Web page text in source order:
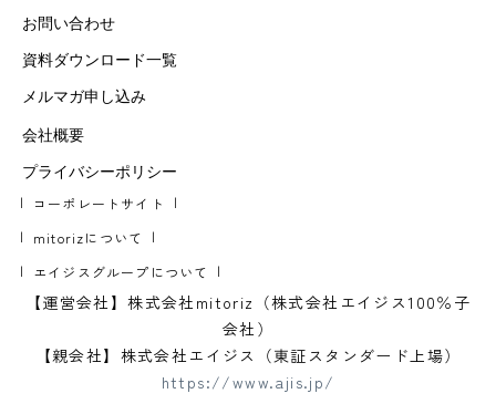
お問い合わせ
資料ダウンロード一覧
メルマガ申し込み
会社概要
プライバシーポリシー
コーポレートサイト
mitorizについて
エイジスグループについて
【運営会社】株式会社mitoriz（株式会社エイジス100％子
会社）
【親会社】株式会社エイジス（東証スタンダード上場）
https://www.ajis.jp/